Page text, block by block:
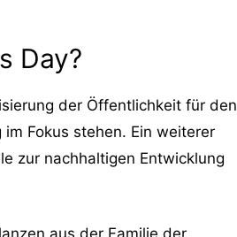
Day?
der Öffentlichkeit für den
Fokus stehen. Ein weiterer
zur nachhaltigen Entwicklung